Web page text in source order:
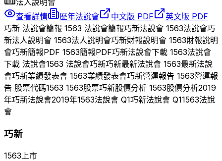
法人說明會
查看詳情
歷年法說會 中文版 PDF
英文版 PDF
巧新 法說會簡報 1563 法說會簡報巧新法說會 1563法說會巧
新法人說明會 1563法人說明會巧新財報說明會 1563財報說明
會巧新簡報PDF 1563簡報PDF巧新法說會下載 1563法說會
下載 法說會1563 法說會巧新巧新最新法說會 1563最新法說
會巧新業績發表會 1563業績發表會巧新營運報告 1563營運報
告 股票代碼1563 1563股票巧新股價分析 1563股價分析2019
年巧新法說會2019年1563法說會 Q1巧新法說會 Q11563法說
會
巧新
1563 上市